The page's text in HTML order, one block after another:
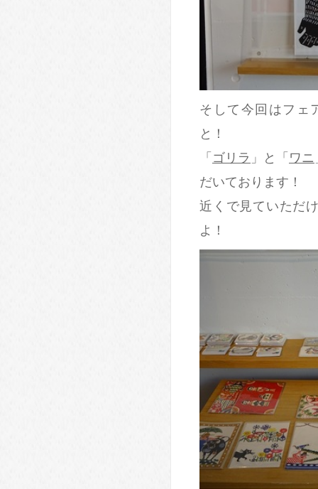
そして今回はフェ
と！
「 ゴリラ 」と「 ワニ
だいております！
近くで見ていただ
よ！